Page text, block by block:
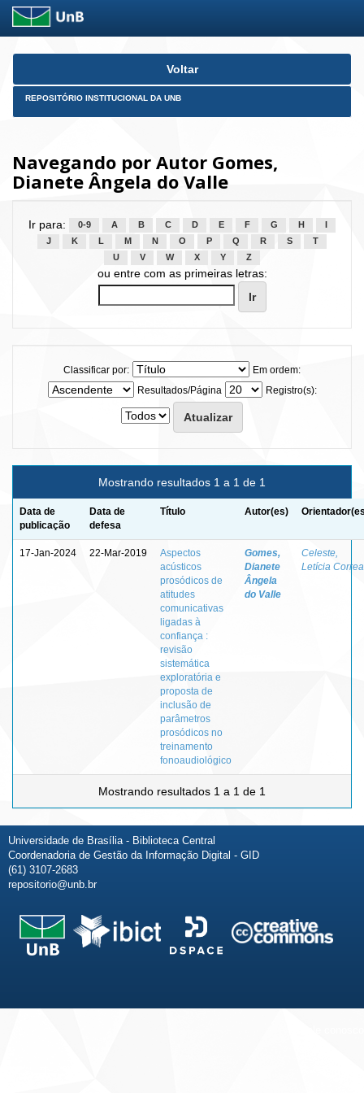
Skip
Voltar
REPOSITÓRIO INSTITUCIONAL DA UNB
Navegando por Autor Gomes,
Dianete Ângela do Valle
Ir para: 0-9 A B C D E F G H
J
K L M N O P Q R S
T
U
V W X Y Z
ou entre com as primeiras letras:
Classificar por:
Em ordem:
Resultados/Página
Registro(s):
Mostrando resultados 1 a 1 de 1
Data de
publicação
Data de
defesa
Título Autor(es)
17-Jan-2024 22-Mar-2019
Aspectos
acústicos
prosódicos de
atitudes
comunicativas
ligadas à
confiança :
revisão
sistemática
exploratória e
proposta de
inclusão de
parâmetros
prosódicos no
treinamento
fonoaudiológico
Gomes,
Dianete
Ângela
do Valle
Celeste,
Letícia Correa
Mostrando resultados 1 a 1 de 1
Universidade de Brasília - Biblioteca Central
Coordenadoria de Gestão da Informação Digital - GID
(61) 3107-2683
repositorio@unb.br